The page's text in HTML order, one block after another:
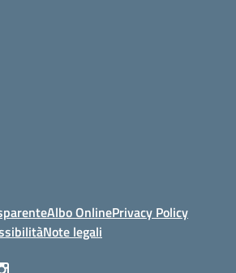
Albo OnlinePrivacy Policy
Note legali